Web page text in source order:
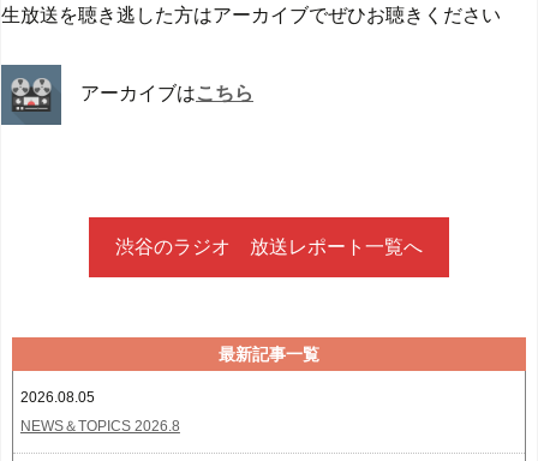
生放送を聴き逃した方はアーカイブでぜひお聴きください
アーカイブはこちら
渋谷のラジオ 放送レポート一覧へ
最新記事一覧
2026.08.05
NEWS＆TOPICS 2026.8